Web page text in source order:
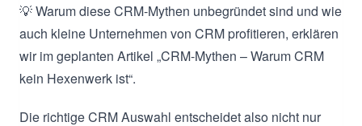
💡 Warum diese CRM-Mythen unbegründet sind und wie
auch kleine Unternehmen von CRM profitieren, erklären
wir im geplanten Artikel „CRM-Mythen – Warum CRM
kein Hexenwerk ist“.
Die richtige CRM Auswahl entscheidet also nicht nur